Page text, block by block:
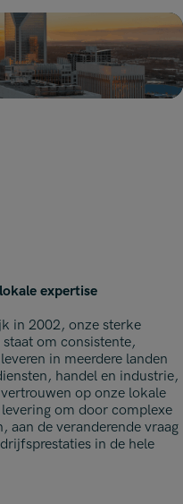
expertise
in 2002, onze sterke
om consistente,
in meerdere landen
handel en industrie,
op onze lokale
om door complexe
aan de veranderende vraag
in de hele